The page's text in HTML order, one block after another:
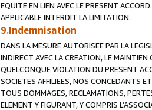
EQUITE EN LIEN AVEC LE PRESENT
APPLICABLE INTERDIT LA LIMITATION.
9.Indemnisation
DANS LA MESURE AUTORISEE PAR LA
INDIRECT AVEC LA CREATION, LE
QUELCONQUE VIOLATION DU PRESENT
SOCIETES AFFILIEES, NOS CONCEDANTS
TOUS DOMMAGES, RECLAMATIONS,
ELEMENT Y FIGURANT, Y COMPRIS